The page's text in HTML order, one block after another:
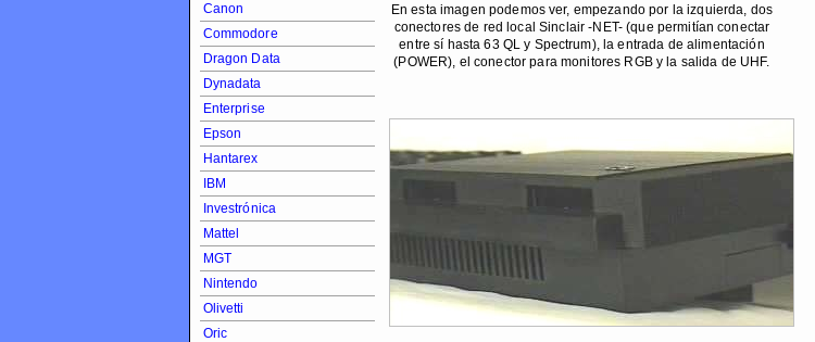
Canon
Commodore
Dragon Data
Dynadata
Enterprise
Epson
Hantarex
IBM
Investrónica
Mattel
MGT
Nintendo
Olivetti
Oric
En esta imagen podemos ver, empezando por la izquierda, dos
conectores de red local Sinclair -NET- (que permitían conectar
entre sí hasta 63 QL y Spectrum), la entrada de alimentación
(POWER), el conector para monitores RGB y la salida de UHF.